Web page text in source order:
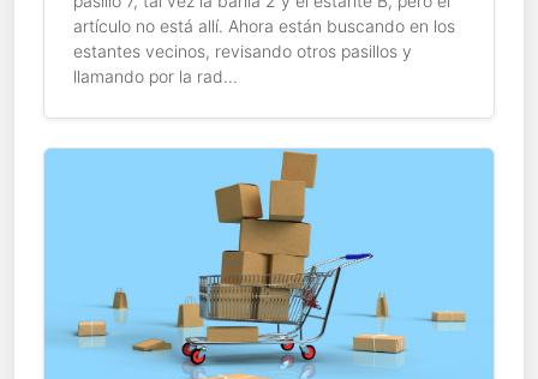
artículo no está allí. Ahora están buscando en los
estantes vecinos, revisando otros pasillos y
llamando por la rad...